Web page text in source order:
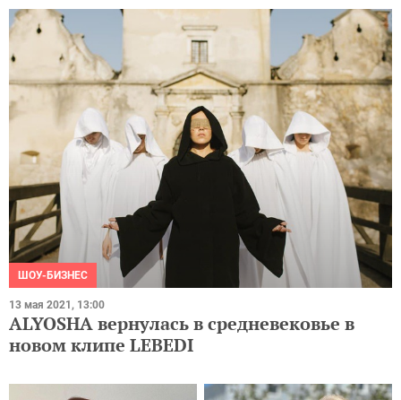
ШОУ-БИЗНЕС
13 мая 2021, 13:00
ALYOSHA вернулась в средневековье в
новом клипе LEBEDI